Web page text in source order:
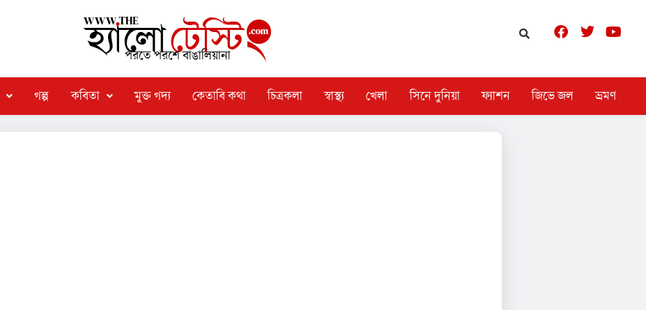
পরতে পরশে বাঙালিয়ানা
গল্প কবিতা মুক্ত গদ্য কেতাবি কথা চিত্রকলা স্বাস্থ্য খেলা সিনে দুনিয়া ফ্যাশন জিভে জল ভ্রমণ